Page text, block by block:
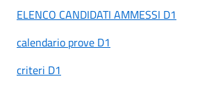
ELENCO CANDIDATI AMMESSI D1
calendario prove D1
criteri D1